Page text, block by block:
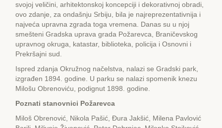
svojoj veličini, arhitektonskoj koncepciji i dekorativnoj obradi,
ovo zdanje, za ondašnju Srbiju, bila je najreprezentativnija i
najveća upravna zgrada toga vremena. Danas su u njoj
smešteni Gradska uprava grada Požarevca, Braničevskog
upravnog okruga, katastar, biblioteka, policija i Osnovni i
Prekršajni sud.
Ispred zdanja Okružnog načelstva, nalazi se Gradski park,
izgrađen 1894. godine. U parku se nalazi spomenik knezu
Milošu Obrenoviću, podignut 1898. godine.
Poznati stanovnici Požarevca
Miloš Obrenović, Nikola Pašić, Đura Jakšić, Milena Pavlović